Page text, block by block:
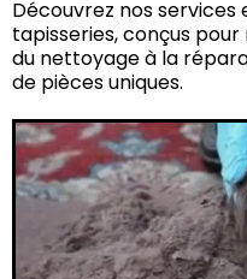
Découvrez nos
tapisseries, conçus
du nettoyage à la
de pièces uniques.